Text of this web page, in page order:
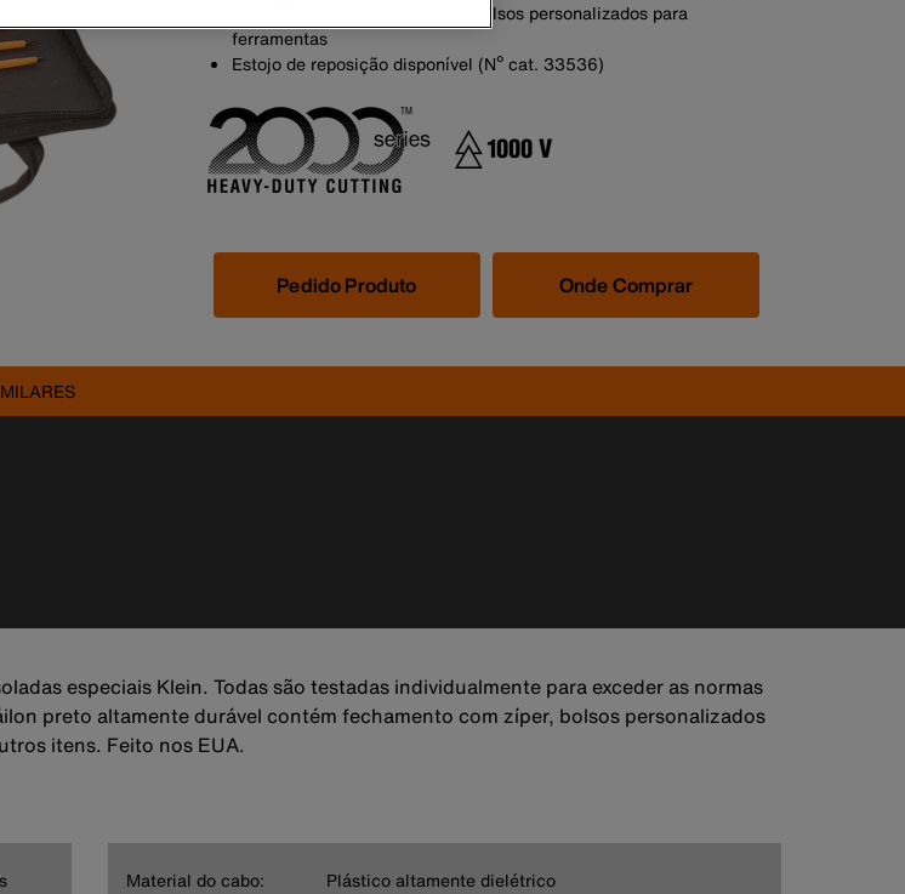
zíper, alças de polipropileno e bolsos personalizados para
ferramentas
Estojo de reposição disponível (Nº cat. 33536)
Pedido Produto Onde Comprar
especiais Klein. Todas são testadas individualmente para exceder as normas
preto altamente durável contém fechamento com zíper, bolsos personalizados
itens. Feito nos EUA.
Material do cabo: Plástico altamente dielétrico